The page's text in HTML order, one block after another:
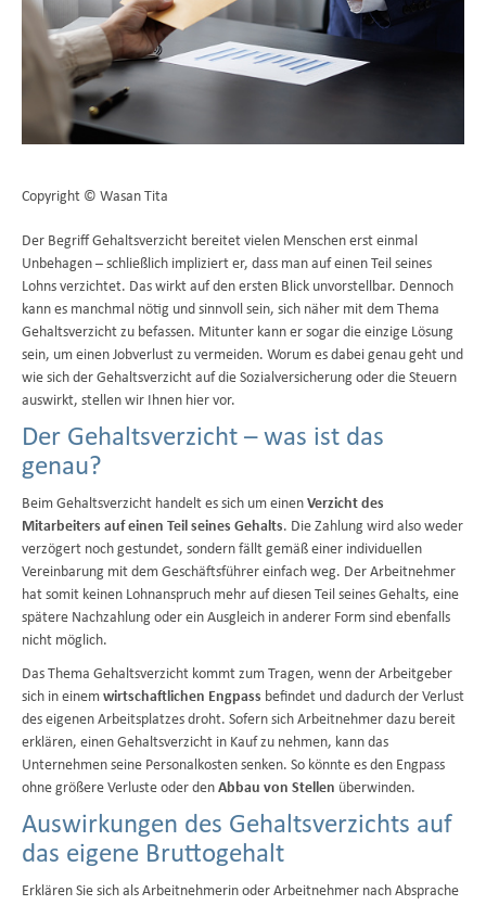
Copyright © Wasan Tita
Der Begriff Gehaltsverzicht bereitet vielen Menschen erst einmal
Unbehagen – schließlich impliziert er, dass man auf einen Teil seines
Lohns verzichtet. Das wirkt auf den ersten Blick unvorstellbar. Dennoch
kann es manchmal nötig und sinnvoll sein, sich näher mit dem Thema
Gehaltsverzicht zu befassen. Mitunter kann er sogar die einzige Lösung
sein, um einen Jobverlust zu vermeiden. Worum es dabei genau geht und
wie sich der Gehaltsverzicht auf die Sozialversicherung oder die Steuern
auswirkt, stellen wir Ihnen hier vor.
Der Gehaltsverzicht – was ist das
genau?
Beim Gehaltsverzicht handelt es sich um einen Verzicht des
Mitarbeiters auf einen Teil seines Gehalts. Die Zahlung wird also weder
verzögert noch gestundet, sondern fällt gemäß einer individuellen
Vereinbarung mit dem Geschäftsführer einfach weg. Der Arbeitnehmer
hat somit keinen Lohnanspruch mehr auf diesen Teil seines Gehalts, eine
spätere Nachzahlung oder ein Ausgleich in anderer Form sind ebenfalls
nicht möglich.
Das Thema Gehaltsverzicht kommt zum Tragen, wenn der Arbeitgeber
sich in einem wirtschaftlichen Engpass befindet und dadurch der Verlust
des eigenen Arbeitsplatzes droht. Sofern sich Arbeitnehmer dazu bereit
erklären, einen Gehaltsverzicht in Kauf zu nehmen, kann das
Unternehmen seine Personalkosten senken. So könnte es den Engpass
ohne größere Verluste oder den Abbau von Stellen überwinden.
Auswirkungen des Gehaltsverzichts auf
das eigene Bruttogehalt
Erklären Sie sich als Arbeitnehmerin oder Arbeitnehmer nach Absprache